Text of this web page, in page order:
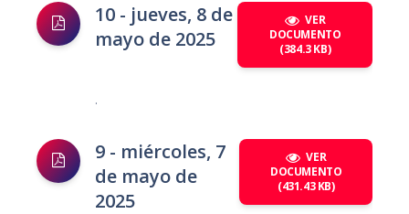
10 - jueves, 8 de
mayo de 2025
VER
DOCUMENTO
(384.3 KB)
.
9 - miércoles, 7
de mayo de
2025
VER
DOCUMENTO
(431.43 KB)